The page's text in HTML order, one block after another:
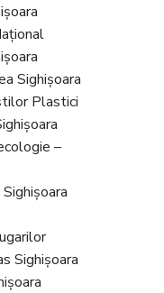
Sighișoara
Plastici
–
Sighișoara